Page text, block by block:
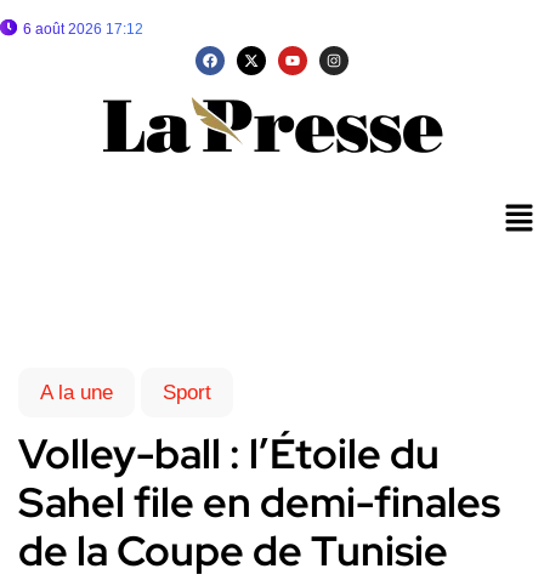
6 août 2026 17:12
A la une Sport
Volley-ball : l’Étoile du
Sahel file en demi-finales
de la Coupe de Tunisie